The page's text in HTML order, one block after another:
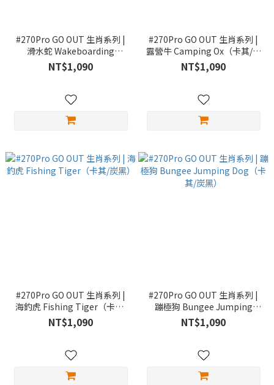
#270Pro GO OUT 生肖系列 |
滑水蛇 Wakeboarding
Snake（霧粉/炭黑）
NT$1,090
#270Pro GO OUT 生肖系列 |
露營牛 Camping Ox（卡其/炭
黑）
NT$1,090
#270Pro GO OUT 生肖系列 |
海釣虎 Fishing Tiger（卡其/
炭黑）
NT$1,090
#270Pro GO OUT 生肖系列 |
蹦極狗 Bungee Jumping
Dog（卡其/炭黑）
NT$1,090